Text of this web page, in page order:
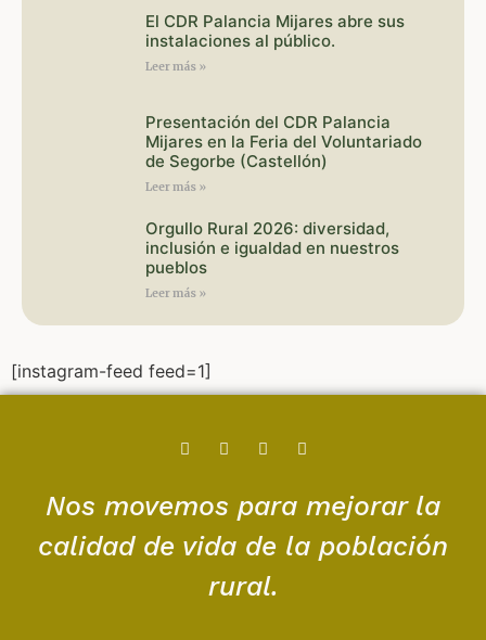
El CDR Palancia Mijares abre sus
instalaciones al público.
Leer más »
Presentación del CDR Palancia
Mijares en la Feria del Voluntariado
de Segorbe (Castellón)
Leer más »
Orgullo Rural 2026: diversidad,
inclusión e igualdad en nuestros
pueblos
Leer más »
[instagram-feed feed=1]
Nos movemos para mejorar la
calidad de vida de la población
rural.